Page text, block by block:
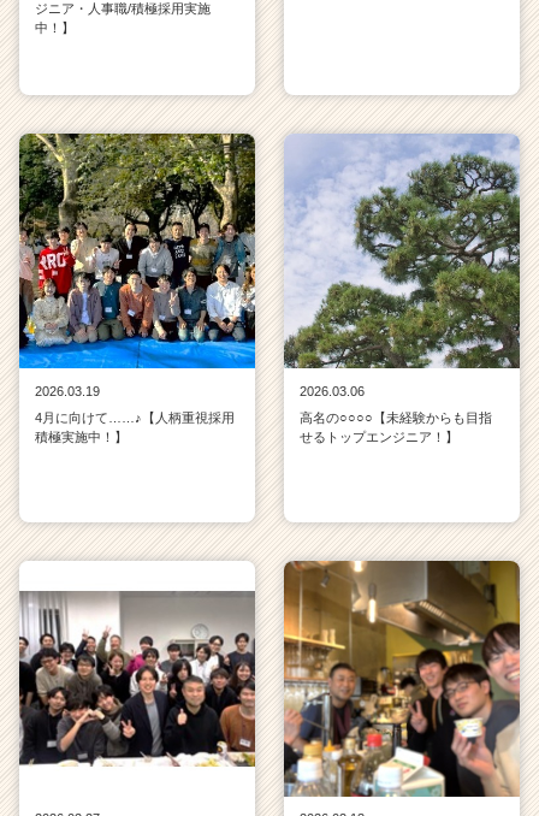
ジニア・人事職/積極採用実施
中！】
2026.03.19
4月に向けて……♪【人柄重視採用
積極実施中！】
2026.03.06
高名の○○○○【未経験からも目指
せるトップエンジニア！】